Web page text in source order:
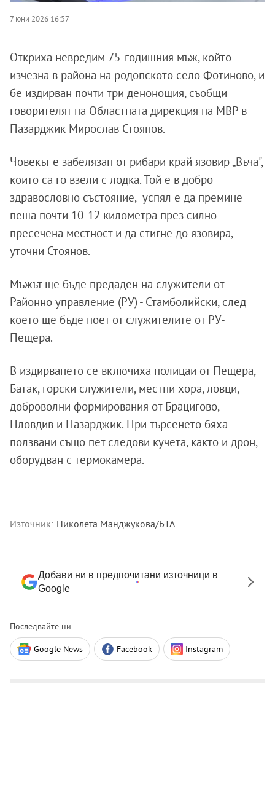
7 юни 2026 16:57
Откриха невредим 75-годишния мъж, който
изчезна в района на родопското село Фотиново, и
бе издирван почти три денонощия, съобщи
говорителят на Областната дирекция на МВР в
Пазарджик Мирослав Стоянов.
Човекът е забелязан от рибари край язовир „Въча",
които са го взели с лодка. Той е в добро
здравословно състояние, успял е да премине
пеша почти 10-12 километра през силно
пресечена местност и да стигне до язовира,
уточни Стоянов.
Мъжът ще бъде предаден на служители от
Районно управление (РУ) - Стамболийски, след
което ще бъде поет от служителите от РУ-
Пещера.
В издирването се включиха полицаи от Пещера,
Батак, горски служители, местни хора, ловци,
доброволни формирования от Брацигово,
Пловдив и Пазарджик. При търсенето бяха
ползвани също пет следови кучета, както и дрон,
оборудван с термокамера.
Източник: Николета Манджукова/БТА
Добави ни в предпочитани източници в
Google
Последвайте ни
Google News Facebook Instagram